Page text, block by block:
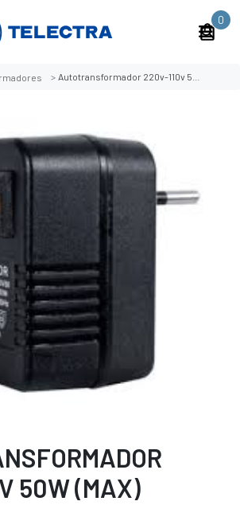
0
Autotransformador 220v-110v 50w (max)
50W (MAX)